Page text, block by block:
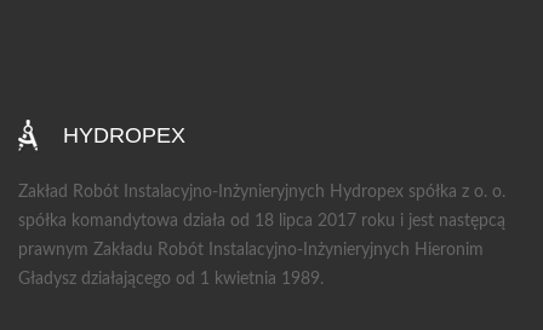
HYDROPEX
Zakład Robót Instalacyjno-Inżynieryjnych Hydropex spółka z o. o.
spółka komandytowa działa od 18 lipca 2017 roku i jest następcą
prawnym Zakładu Robót Instalacyjno-Inżynieryjnych Hieronim
Gładysz działającego od 1 kwietnia 1989.